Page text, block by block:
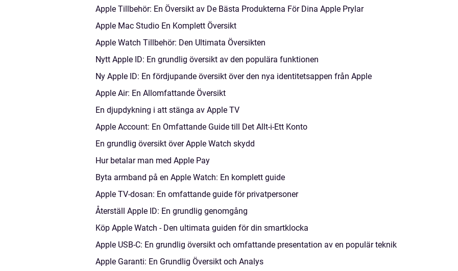
Apple Tillbehör: En Översikt av De Bästa Produkterna För Dina Apple Prylar
Apple Mac Studio En Komplett Översikt
Apple Watch Tillbehör: Den Ultimata Översikten
Nytt Apple ID: En grundlig översikt av den populära funktionen
Ny Apple ID: En fördjupande översikt över den nya identitetsappen från Apple
Apple Air: En Allomfattande Översikt
En djupdykning i att stänga av Apple TV
Apple Account: En Omfattande Guide till Det Allt-i-Ett Konto
En grundlig översikt över Apple Watch skydd
Hur betalar man med Apple Pay
Byta armband på en Apple Watch: En komplett guide
Apple TV-dosan: En omfattande guide för privatpersoner
Återställ Apple ID: En grundlig genomgång
Köp Apple Watch - Den ultimata guiden för din smartklocka
Apple USB-C: En grundlig översikt och omfattande presentation av en populär teknik
Apple Garanti: En Grundlig Översikt och Analys